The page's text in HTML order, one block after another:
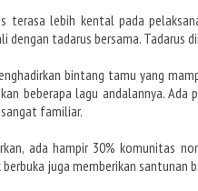
terasa lebih kental pada
dengan tadarus bersama. Tadarus
bintang tamu yang
beberapa lagu andalannya. Ada
familiar.
ada hampir 30% komunitas
juga memberikan santunan